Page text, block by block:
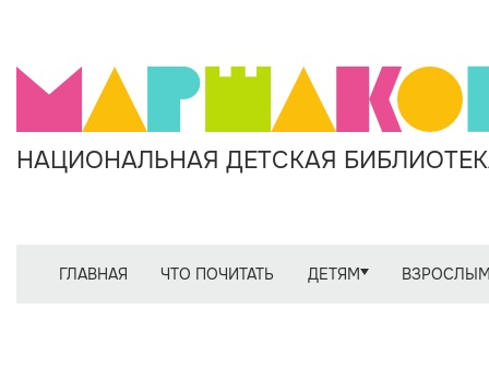
НАЦИОНАЛЬНАЯ ДЕТСКАЯ
ГЛАВНАЯ ЧТО ПОЧИТАТЬ ДЕТЯМ